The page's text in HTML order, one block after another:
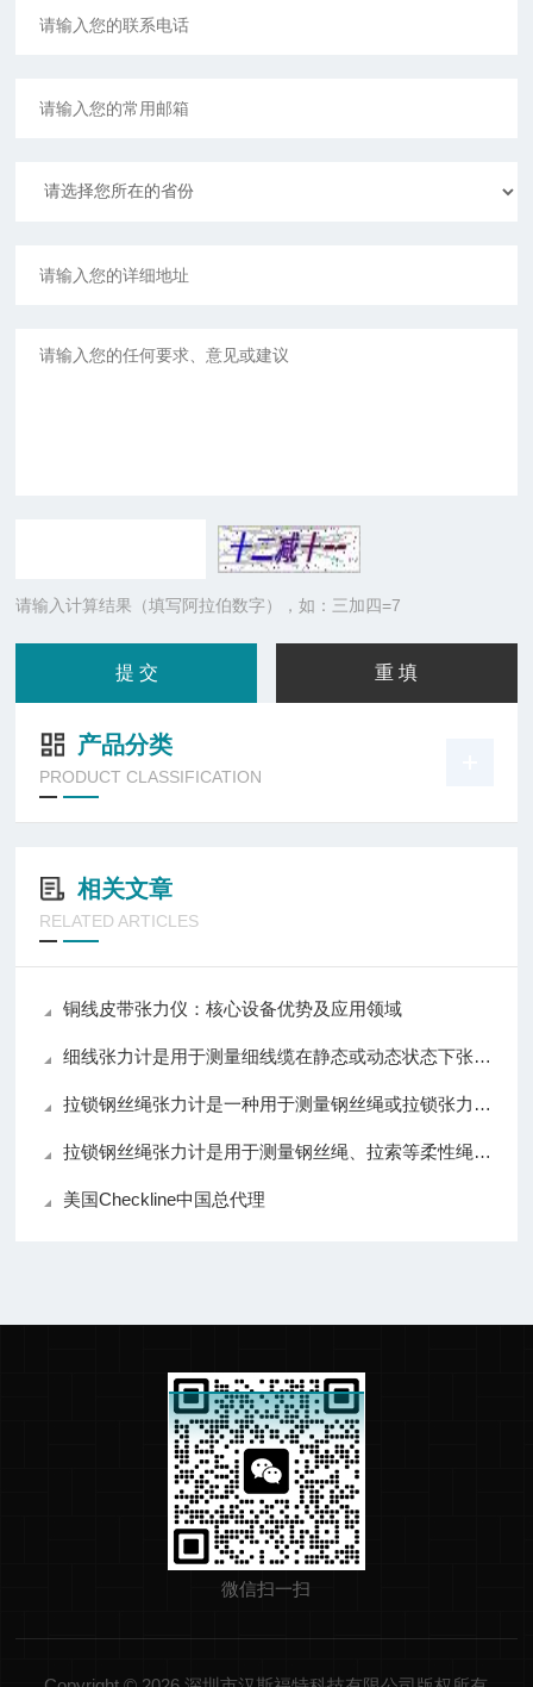
请输入计算结果（填写阿拉伯数字），如：三加四=7
产品分类
PRODUCT CLASSIFICATION
相关文章
RELATED ARTICLES
铜线皮带张力仪：核心设备优势及应用领域
细线张力计是用于测量细线缆在静态或动态状态下张力的仪器
拉锁钢丝绳张力计是一种用于测量钢丝绳或拉锁张力的仪器
拉锁钢丝绳张力计是用于测量钢丝绳、拉索等柔性绳索张力的仪器
美国Checkline中国总代理
微信扫一扫